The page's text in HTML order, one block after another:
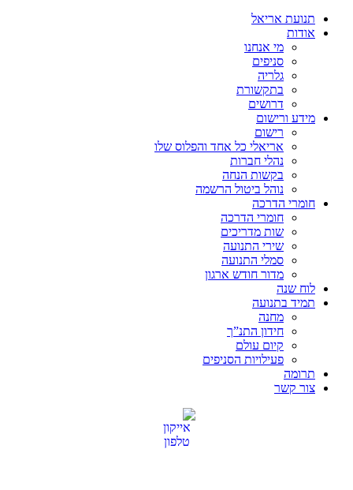
תנועת אריאל
אודות
מי אנחנו
סניפים
גלריה
בתקשורת
דרושים
מידע ורישום
רישום
אריאלי כל אחד והפלוס שלו
נהלי חברות
בקשות הנחה
נוהל ביטול הרשמה
חומרי הדרכה
חומרי הדרכה
שות מדריכים
שירי התנועה
סמלי התנועה
מדור חודש ארגון
לוח שנה
תמיד בתנועה
מחנה
חידון התנ”ך
קיום עולם
פעילויות הסניפים
תרומה
צור קשר